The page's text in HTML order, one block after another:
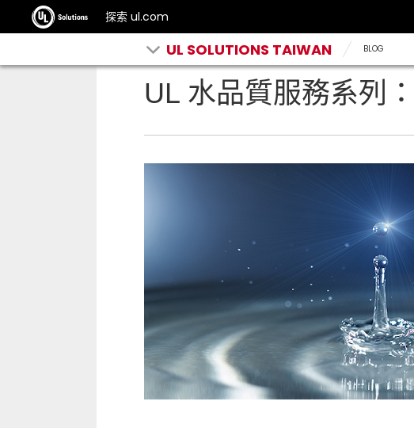
探索 ul.com
UL SOLUTIONS TAIWAN BLOG
UL 水品質服務系列